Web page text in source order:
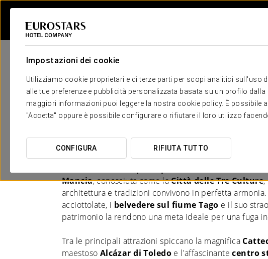
Impostazioni dei cookie
Utilizziamo cookie proprietari e di terze parti per scopi analitici sull'uso
alle tue preferenze e pubblicità personalizzata basata su un profilo
maggiori informazioni puoi leggere la nostra cookie policy. È possibile
"Accetta" oppure è possibile configurare o rifiutare il loro utilizzo
CONFIGURA RIFIUTA TUTTO
Hotel a Toledo
VIVI LA CITTÀ DAL TUO ALLOGGIO IDEALE
Mancia, conosciuta come laCittà delle Tre Culture,
architettura e tradizioni convivono in perfetta armonia.
acciottolate, i belvedere sul fiume Tago e il suo
patrimonio la rendono una meta ideale per una fuga
Tra le principali attrazioni spiccano la magnifica
maestoso Alcázar di Toledoe l'affascinantecentro